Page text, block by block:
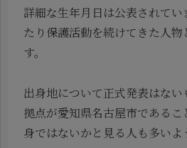
詳細な生年月日は公表されて
たり保護活動を続けてきた人物
す。
出身地について正式発表はな
拠点が愛知県名古屋市である
身ではないかと見る人も多いよ